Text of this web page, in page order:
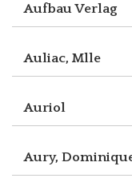
Aufbau Verlag
Auliac, Mlle
Auriol
Aury,